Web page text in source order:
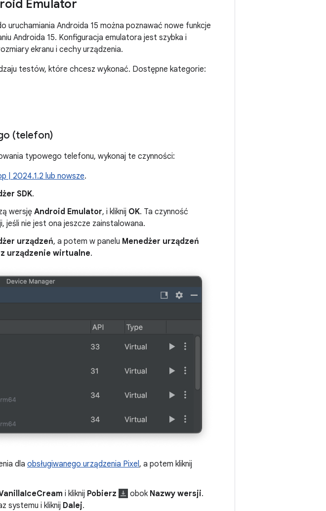
Emulator
uruchamiania Androida 15 można poznawać nowe funkcje
Androida 15. Konfiguracja emulatora jest szybka i
ekranu i cechy urządzenia.
testów, które chcesz wykonać. Dostępne kategorie:
(telefon)
typowego telefonu, wykonaj te czynności:
| 2024.1.2 lub nowsze.
SDK.
wersję Android Emulator, i kliknij OK. Ta czynność
jeśli nie jest ona jeszcze zainstalowana.
urządzeń, a potem w panelu Menedżer urządzeń
urządzenie wirtualne.
dla obsługiwanego urządzenia Pixel , a potem kliknij
i kliknij Pobierz obok Nazwy wersji.
systemu i kliknij Dalej.